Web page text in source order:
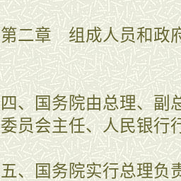
第二章 组成人员和政
四、国务院由总理、副
委员会主任、人民银行
五、国务院实行总理负